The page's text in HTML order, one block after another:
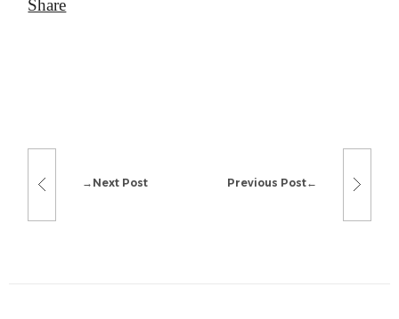
Previous Post
Next Post